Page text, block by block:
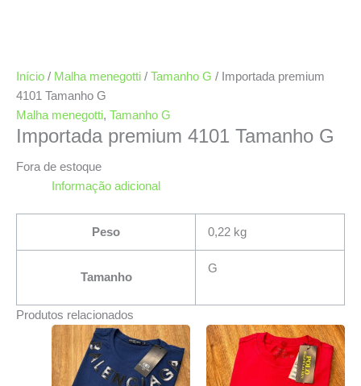
Início / Malha menegotti / Tamanho G / Importada premium
4101 Tamanho G
Malha menegotti, Tamanho G
Importada premium 4101 Tamanho G
Fora de estoque
Informação adicional
Peso 0,22 kg
Tamanho
G
Produtos relacionados